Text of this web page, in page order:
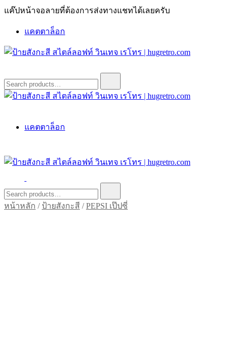
Skip
แค๊ปหน้าจอลายที่ต้องการส่งทางแชทได้เลยครับ
แคตตาล็อก
ป้ายสังกะสี สไตล์ลอฟท์ วินเทจ เรโทร | hugretro.com
ป้ายวินเทจ แต่งบ้าน ร้านกาแฟ ผับ โรงแรม ป้ายโค้ก เป็ปซี่เวสป้า
ฮาร์เล่ย์โฆษณาเก่าโบราณ มีราคาแบบสวยๆเพียบหรือสั่งทำโทร
O8664277II
for:
ฮาร์เล่ย์โฆษณาเก่าโบราณ มีราคาแบบสวยๆเพียบหรือสั่งทำโทร
แคตตาล็อก
ป้ายสังกะสี สไตล์ลอฟท์ วินเทจ เรโทร | hugretro.com
ป้ายวินเทจ แต่งบ้าน ร้านกาแฟ ผับ โรงแรม ป้ายโค้ก เป็ปซี่เวสป้า
ฮาร์เล่ย์โฆษณาเก่าโบราณ มีราคาแบบสวยๆเพียบหรือสั่งทำโทร
O8664277II
for:
หน้าหลัก / ป้ายสังกะสี /PEPSI เป๊ปซี่